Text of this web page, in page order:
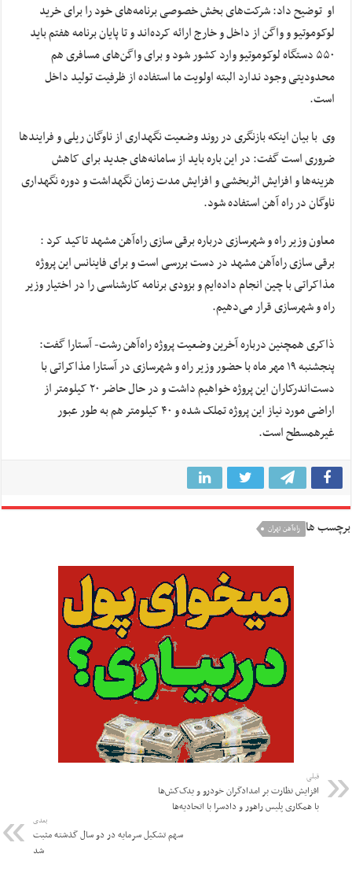
او توضیح داد: شرکت‌های بخش خصوصی برنامه‌های خود را برای خرید
لوکوموتیو و واگن از داخل و خارج ارائه کرده‌اند و تا پایان برنامه هفتم باید
۵۵٠ دستگاه لوکوموتیو وارد کشور شود و برای واگن‌های مسافری هم
محدودیتی وجود ندارد البته اولویت ما استفاده از ظرفیت تولید داخل
است.
وی با بیان اینکه بازنگری در روند وضعیت نگهداری از ناوگان ریلی و فرایندها
ضروری است گفت: در این باره باید از سامانه‌های جدید برای کاهش
هزینه‌ها و افزایش اثربخشی و افزایش مدت زمان نگهداشت و دوره نگهداری
ناوگان در راه آهن استفاده شود.
معاون وزیر راه و شهرسازی درباره برقی سازی راه‌آهن مشهد تاکید کرد :
برقی سازی راه‌آهن مشهد در دست بررسی است و برای فاینانس این پروژه
مذاکراتی با چین انجام داده‌ایم و بزودی برنامه کارشناسی را در اختیار وزیر
راه و شهرسازی قرار می‌دهیم.
ذاکری همچنین درباره آخرین وضعیت پروژه راه‌آهن رشت- آستارا گفت:
پنجشنبه ١٩ مهر ماه با حضور وزیر راه و شهرسازی در آستارا مذاکراتی با
دست‌اندرکاران این پروژه خواهیم داشت و در حال حاضر ٢٠ کیلومتر از
اراضی مورد نیاز این پروژه تملک شده و ۴٠ کیلومتر هم به طور عبور
غیرهمسطح است.
برچسب ها راه‌آهن تهران
قبلی
افزایش نظارت بر امدادگران خودرو و یدک‌کش‌ها
با همکاری پلیس راهور و دادسرا با اتحادیه‌ها
بعدی
سهم تشکیل سرمایه در دو سال گذشته مثبت
شد